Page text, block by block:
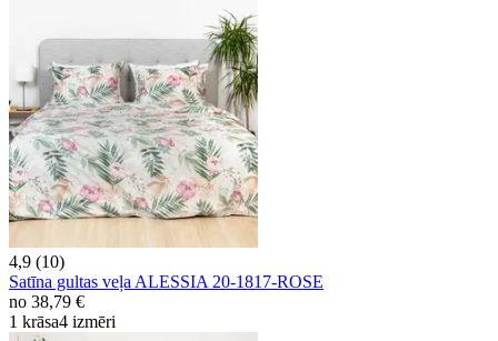
4,9 (10)
Satīna gultas veļa ALESSIA 20-1817-ROSE
no 38,79 €
1 krāsa4 izmēri